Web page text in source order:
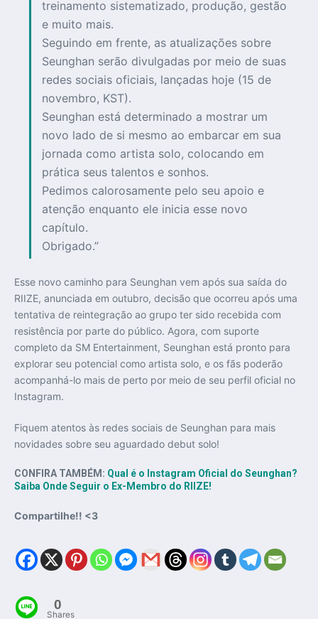
treinamento sistematizado, produção, gestão
e muito mais.
Seguindo em frente, as atualizações sobre
Seunghan serão divulgadas por meio de suas
redes sociais oficiais, lançadas hoje (15 de
novembro, KST).
Seunghan está determinado a mostrar um
novo lado de si mesmo ao embarcar em sua
jornada como artista solo, colocando em
prática seus talentos e sonhos.
Pedimos calorosamente pelo seu apoio e
atenção enquanto ele inicia esse novo
capítulo.
Obrigado.”
Esse novo caminho para Seunghan vem após sua saída do
RIIZE, anunciada em outubro, decisão que ocorreu após uma
tentativa de reintegração ao grupo ter sido recebida com
resistência por parte do público. Agora, com suporte
completo da SM Entertainment, Seunghan está pronto para
explorar seu potencial como artista solo, e os fãs poderão
acompanhá-lo mais de perto por meio de seu perfil oficial no
Instagram.
Fiquem atentos às redes sociais de Seunghan para mais
novidades sobre seu aguardado debut solo!
CONFIRA TAMBÉM: Qual é o Instagram Oficial do Seunghan?
Saiba Onde Seguir o Ex-Membro do RIIZE!
Compartilhe!! <3
0
Shares